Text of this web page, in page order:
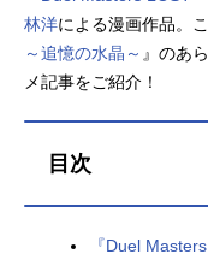
アニメ映画一覧
今期アニメ曜日別一覧
春アニメ
秋アニメ
林洋による漫画作品。
～追憶の水晶～ 』のあ
メ記事をご紹介！
目次
『Duel